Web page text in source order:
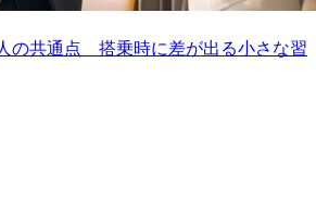
の共通点 搭乗時に差が出る小さな習